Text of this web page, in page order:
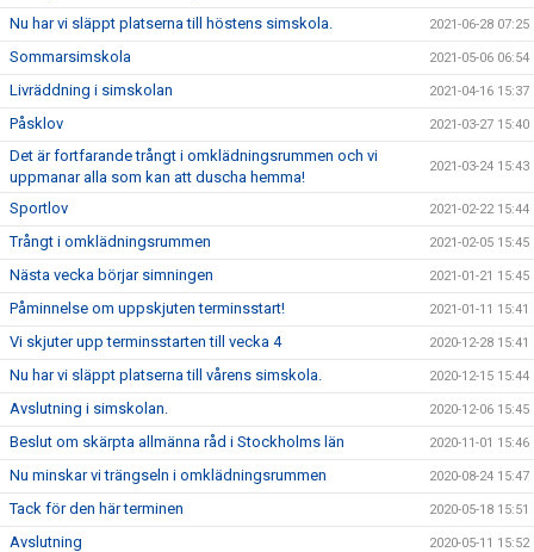
Nu har vi släppt platserna till höstens simskola. 2021-06-28 07:25
Sommarsimskola 2021-05-06 06:54
Livräddning i simskolan 2021-04-16 15:37
Påsklov 2021-03-27 15:40
Det är fortfarande trångt i omklädningsrummen och vi
uppmanar alla som kan att duscha hemma!
2021-03-24 15:43
Sportlov 2021-02-22 15:44
Trångt i omklädningsrummen 2021-02-05 15:45
Nästa vecka börjar simningen 2021-01-21 15:45
Påminnelse om uppskjuten terminsstart! 2021-01-11 15:41
Vi skjuter upp terminsstarten till vecka 4 2020-12-28 15:41
Nu har vi släppt platserna till vårens simskola. 2020-12-15 15:44
Avslutning i simskolan. 2020-12-06 15:45
Beslut om skärpta allmänna råd i Stockholms län 2020-11-01 15:46
Nu minskar vi trängseln i omklädningsrummen 2020-08-24 15:47
Tack för den här terminen 2020-05-18 15:51
Avslutning 2020-05-11 15:52